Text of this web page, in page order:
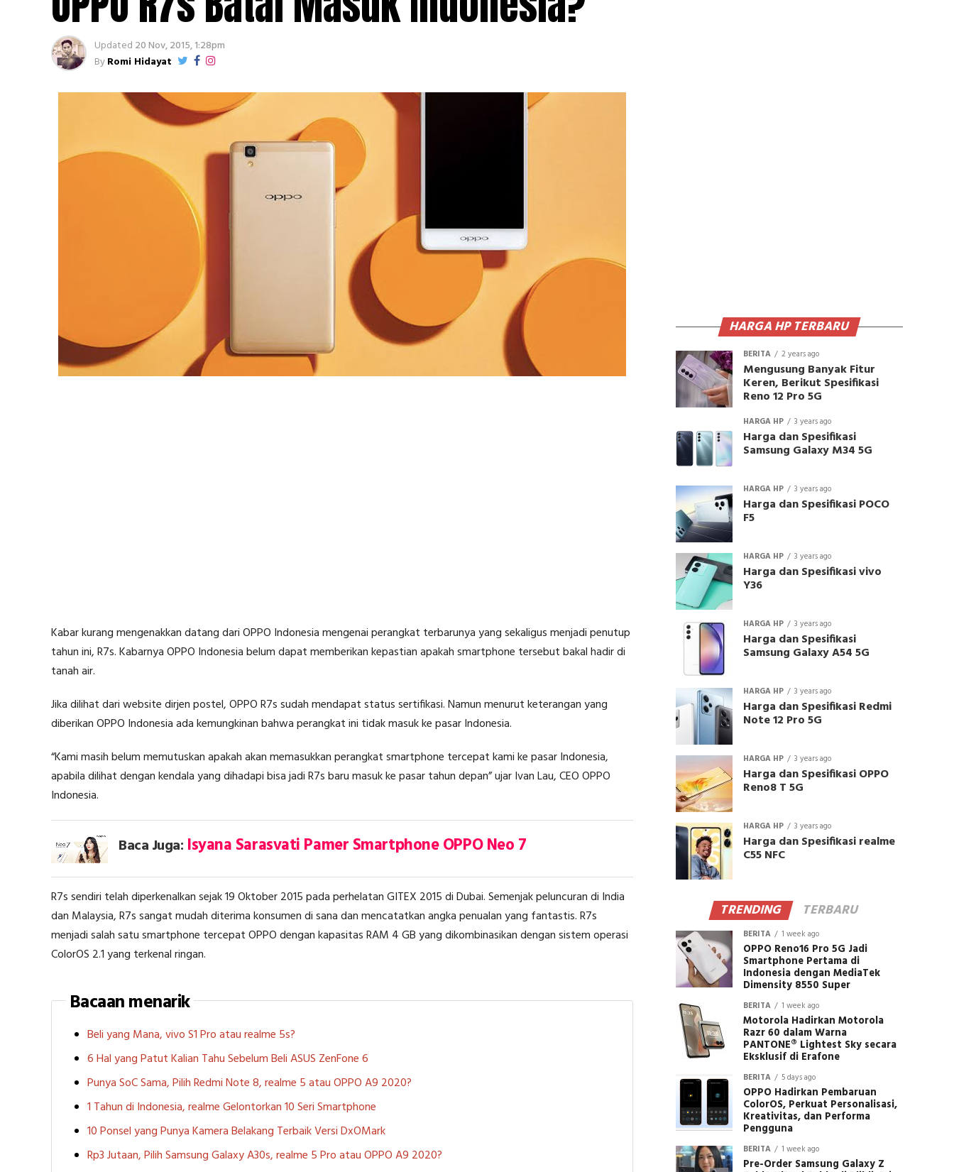
Updated 20 Nov, 2015, 1:28pm
ByRomi Hidayat
Kabar kurang mengenakkan datang dari OPPO Indonesia mengenai perangkat terbarunya yang sekaligus menjadi penutup
tahun ini, R7s. Kabarnya OPPO Indonesia belum dapat memberikan kepastian apakah smartphone tersebut bakal hadir di
tanah air.
Jika dilihat dari website dirjen postel, OPPO R7s sudah mendapat status sertifikasi. Namun menurut keterangan yang
diberikan OPPO Indonesia ada kemungkinan bahwa perangkat ini tidak masuk ke pasar Indonesia.
“Kami masih belum memutuskan apakah akan memasukkan perangkat smartphone tercepat kami ke pasar Indonesia,
apabila dilihat dengan kendala yang dihadapi bisa jadi R7s baru masuk ke pasar tahun depan” ujar Ivan Lau, CEO OPPO
Indonesia.
Baca Juga: Isyana Sarasvati Pamer Smartphone OPPO Neo 7
R7s sendiri telah diperkenalkan sejak 19 Oktober 2015 pada perhelatan GITEX 2015 di Dubai. Semenjak peluncuran di India
dan Malaysia, R7s sangat mudah diterima konsumen di sana dan mencatatkan angka penualan yang fantastis. R7s
menjadi salah satu smartphone tercepat OPPO dengan kapasitas RAM 4 GB yang dikombinasikan dengan sistem operasi
ColorOS 2.1 yang terkenal ringan.
Bacaan menarik
Beli yang Mana, vivo S1 Pro atau realme 5s?
6 Hal yang Patut Kalian Tahu Sebelum Beli ASUS ZenFone 6
Punya SoC Sama, Pilih Redmi Note 8, realme 5 atau OPPO A9 2020?
1 Tahun di Indonesia, realme Gelontorkan 10 Seri Smartphone
10 Ponsel yang Punya Kamera Belakang Terbaik Versi DxOMark
Rp3 Jutaan, Pilih Samsung Galaxy A30s, realme 5 Pro atau OPPO A9 2020?
HARGA HP TERBARU
BERITA 2 years ago
Mengusung Banyak Fitur
Keren, Berikut Spesifikasi
Reno 12 Pro 5G
HARGA HP 3 years ago
Harga dan Spesifikasi
Samsung Galaxy M34 5G
HARGA HP 3 years ago
Harga dan Spesifikasi POCO
F5
HARGA HP 3 years ago
Harga dan Spesifikasi vivo
Y36
HARGA HP 3 years ago
Harga dan Spesifikasi
Samsung Galaxy A54 5G
HARGA HP 3 years ago
Harga dan Spesifikasi Redmi
Note 12 Pro 5G
HARGA HP 3 years ago
Harga dan Spesifikasi OPPO
Reno8 T 5G
HARGA HP 3 years ago
Harga dan Spesifikasi realme
C55 NFC
TRENDING TERBARU
BERITA 1 week ago
OPPO Reno16 Pro 5G Jadi
Smartphone Pertama di
Indonesia dengan MediaTek
Dimensity 8550 Super
BERITA 1 week ago
Motorola Hadirkan Motorola
Razr 60 dalam Warna
PANTONE® Lightest Sky secara
Eksklusif di Erafone
BERITA 5 days ago
OPPO Hadirkan Pembaruan
ColorOS, Perkuat Personalisasi,
Kreativitas, dan Performa
Pengguna
BERITA 1 week ago
Pre-Order Samsung Galaxy Z